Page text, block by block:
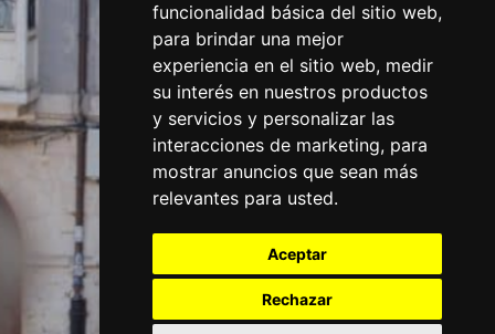
funcionalidad básica del sitio web,
para brindar una mejor
experiencia en el sitio web, medir
su interés en nuestros productos
y servicios y personalizar las
interacciones de marketing, para
mostrar anuncios que sean más
relevantes para usted.
Aceptar
Rechazar